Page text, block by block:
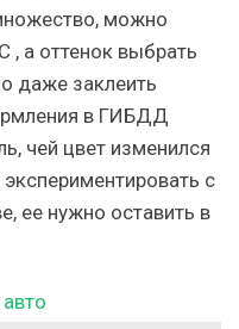
можно
, а оттенок выбрать
даже заклеить
в ГИБДД
чей цвет изменился
экспериментировать с
ее нужно оставить в
авто